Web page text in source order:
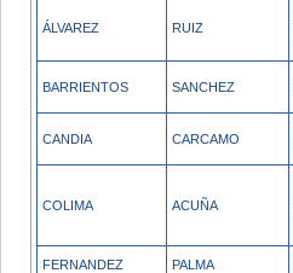
ÁLVAREZ RUIZ
BARRIENTOS SANCHEZ
CANDIA CARCAMO
COLIMA ACUÑA
FERNANDEZ PALMA